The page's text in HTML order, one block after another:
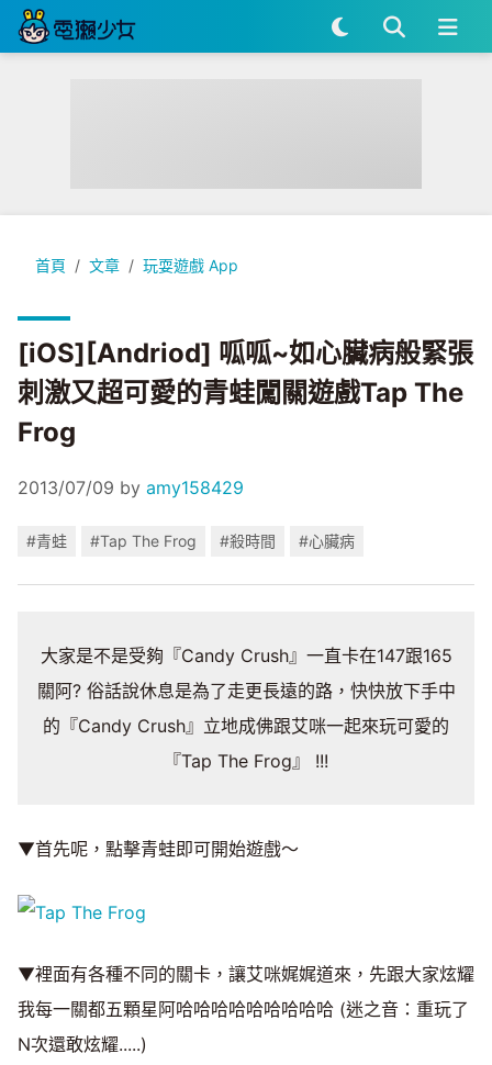
首頁 文章 玩耍遊戲 App
[iOS][Andriod] 呱呱~如心臟病般緊張刺激又超可愛的青蛙闖
[iOS][Andriod] 呱呱~如心臟病般緊張
刺激又超可愛的青蛙闖關遊戲Tap The
Frog
2013/07/09 by amy158429
#青蛙 #Tap The Frog #殺時間 #心臟病
大家是不是受夠『Candy Crush』一直卡在147跟165
關阿? 俗話說休息是為了走更長遠的路，快快放下手中
的『Candy Crush』立地成佛跟艾咪一起來玩可愛的
『Tap The Frog』 !!!
▼首先呢，點擊青蛙即可開始遊戲～
▼裡面有各種不同的關卡，讓艾咪娓娓道來，先跟大家炫耀
我每一關都五顆星阿哈哈哈哈哈哈哈哈哈 (迷之音：重玩了
N次還敢炫耀.....)